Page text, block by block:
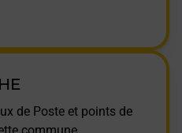
de Poste et points de